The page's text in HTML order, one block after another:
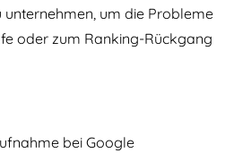
unternehmen, um die Probleme
oder zum Ranking-Rückgang
bei Google